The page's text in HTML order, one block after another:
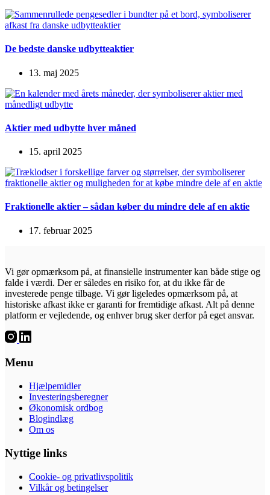
De bedste danske udbytteaktier
13. maj 2025
Aktier med udbytte hver måned
15. april 2025
Fraktionelle aktier – sådan køber du mindre dele af en aktie
17. februar 2025
Vi gør opmærksom på, at finansielle instrumenter kan både stige og
falde i værdi. Der er således en risiko for, at du ikke får de
investerede penge tilbage. Vi gør ligeledes opmærksom på, at
historiske afkast ikke er garanti for fremtidige afkast. Alt på denne
platform er vejledende, og enhver brug sker derfor på eget ansvar.
Menu
Hjælpemidler
Investeringsberegner
Økonomisk ordbog
Blogindlæg
Om os
Nyttige links
Cookie- og privatlivspolitik
Vilkår og betingelser